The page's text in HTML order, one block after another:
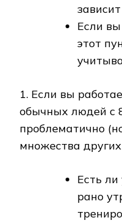
Если
этот
1. Если вы
обычных людей с
проблематично
множества
Есть
рано